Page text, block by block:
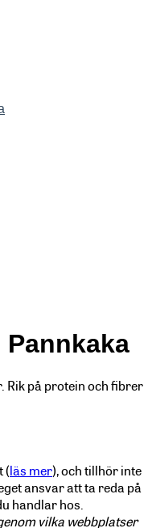
Rik på protein och fibrer
(läs mer), och tillhör inte
ansvar att ta reda på
handlar hos.
vilka webbplatser